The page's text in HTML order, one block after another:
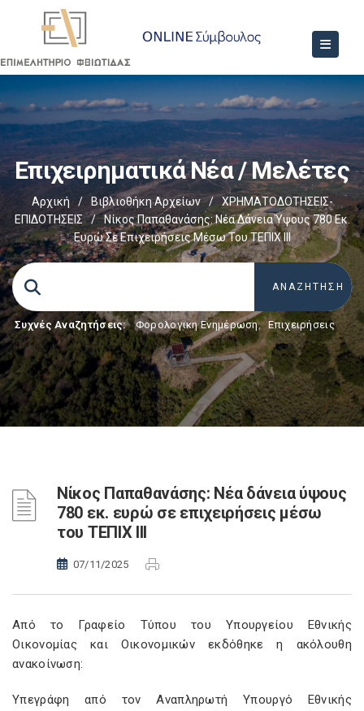
Επιχειρηματικά Νέα / Μελέτες
Αρχική / Βιβλιοθήκη Αρχείων /
ΧΡΗΜΑΤΟΔΟΤΗΣΕΙΣ-
ΕΠΙΔΟΤΗΣΕΙΣ
/
Νίκος Παπαθανάσης: Νέα Δάνεια Ύψους 780 Εκ.
Ευρώ Σε Επιχειρήσεις Μέσω Του ΤΕΠΙΧ ΙΙΙ
Συχνές Αναζητήσεις: Φορολογικη Ενημέρωση, Επιχειρήσεις
Νίκος Παπαθανάσης: Νέα δάνεια ύψους
780 εκ. ευρώ σε επιχειρήσεις μέσω
του ΤΕΠΙΧ ΙΙΙ
07/11/2025
Από το Γραφείο Τύπου του Υπουργείου Εθνικής
Οικονομίας και Οικονομικών εκδόθηκε η ακόλουθη
ανακοίνωση:
Υπεγράφη από τον Αναπληρωτή Υπουργό Εθνικής